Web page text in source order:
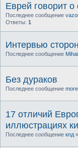
Еврей говорит о
Последнее сообщение
Ответы: 1
Интервью
Последнее сообщение
Без дураков
Последнее сообщение
17 отличий
иллюстрациях
Последнее сообщение кпд «